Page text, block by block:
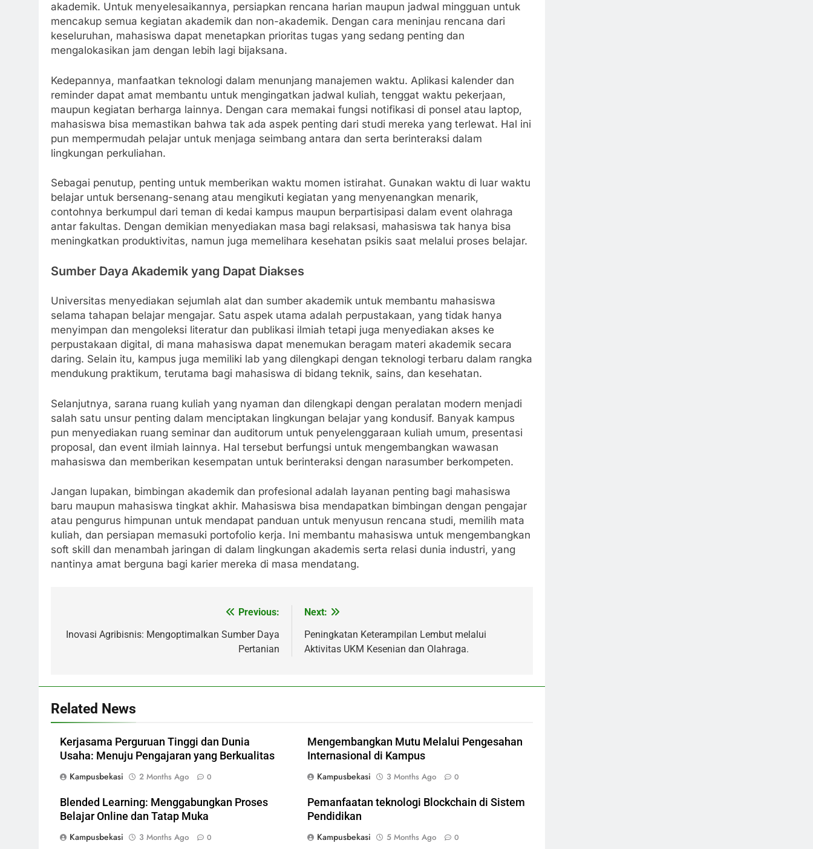
akademik. Untuk menyelesaikannya, persiapkan rencana harian maupun jadwal mingguan untuk
mencakup semua kegiatan akademik dan non-akademik. Dengan cara meninjau rencana dari
keseluruhan, mahasiswa dapat menetapkan prioritas tugas yang sedang penting dan
mengalokasikan jam dengan lebih lagi bijaksana.
Kedepannya, manfaatkan teknologi dalam menunjang manajemen waktu. Aplikasi kalender dan
reminder dapat amat membantu untuk mengingatkan jadwal kuliah, tenggat waktu pekerjaan,
maupun kegiatan berharga lainnya. Dengan cara memakai fungsi notifikasi di ponsel atau laptop,
mahasiswa bisa memastikan bahwa tak ada aspek penting dari studi mereka yang terlewat. Hal ini
pun mempermudah pelajar untuk menjaga seimbang antara dan serta berinteraksi dalam
lingkungan perkuliahan.
Sebagai penutup, penting untuk memberikan waktu momen istirahat. Gunakan waktu di luar waktu
belajar untuk bersenang-senang atau mengikuti kegiatan yang menyenangkan menarik,
contohnya berkumpul dari teman di kedai kampus maupun berpartisipasi dalam event olahraga
antar fakultas. Dengan demikian menyediakan masa bagi relaksasi, mahasiswa tak hanya bisa
meningkatkan produktivitas, namun juga memelihara kesehatan psikis saat melalui proses belajar.
Sumber Daya Akademik yang Dapat Diakses
Universitas menyediakan sejumlah alat dan sumber akademik untuk membantu mahasiswa
selama tahapan belajar mengajar. Satu aspek utama adalah perpustakaan, yang tidak hanya
menyimpan dan mengoleksi literatur dan publikasi ilmiah tetapi juga menyediakan akses ke
perpustakaan digital, di mana mahasiswa dapat menemukan beragam materi akademik secara
daring. Selain itu, kampus juga memiliki lab yang dilengkapi dengan teknologi terbaru dalam rangka
mendukung praktikum, terutama bagi mahasiswa di bidang teknik, sains, dan kesehatan.
Selanjutnya, sarana ruang kuliah yang nyaman dan dilengkapi dengan peralatan modern menjadi
salah satu unsur penting dalam menciptakan lingkungan belajar yang kondusif. Banyak kampus
pun menyediakan ruang seminar dan auditorum untuk penyelenggaraan kuliah umum, presentasi
proposal, dan event ilmiah lainnya. Hal tersebut berfungsi untuk mengembangkan wawasan
mahasiswa dan memberikan kesempatan untuk berinteraksi dengan narasumber berkompeten.
Jangan lupakan, bimbingan akademik dan profesional adalah layanan penting bagi mahasiswa
baru maupun mahasiswa tingkat akhir. Mahasiswa bisa mendapatkan bimbingan dengan pengajar
atau pengurus himpunan untuk mendapat panduan untuk menyusun rencana studi, memilih mata
kuliah, dan persiapan memasuki portofolio kerja. Ini membantu mahasiswa untuk mengembangkan
soft skill dan menambah jaringan di dalam lingkungan akademis serta relasi dunia industri, yang
nantinya amat berguna bagi karier mereka di masa mendatang.
navigation
Previous:
Inovasi Agribisnis: Mengoptimalkan Sumber Daya
Pertanian
Next:
Peningkatan Keterampilan Lembut melalui
Aktivitas UKM Kesenian dan Olahraga.
Related News
Kerjasama Perguruan Tinggi dan Dunia
Usaha: Menuju Pengajaran yang Berkualitas
Kampusbekasi
2 Months Ago 0
Mengembangkan Mutu Melalui Pengesahan
Internasional di Kampus
Kampusbekasi
3 Months Ago 0
Blended Learning: Menggabungkan Proses
Belajar Online dan Tatap Muka
Kampusbekasi
3 Months Ago 0
Pemanfaatan teknologi Blockchain di Sistem
Pendidikan
Kampusbekasi
5 Months Ago 0